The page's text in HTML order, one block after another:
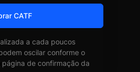
CATF
a cada poucos
oscilar conforme o
de confirmação da